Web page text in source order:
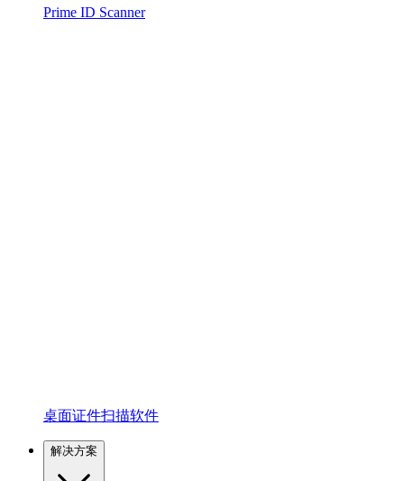
Prime ID Scanner
桌面证件扫描软件
解决方案